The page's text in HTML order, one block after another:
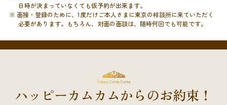
日時が決まっていなくても仮予約が出来ます。
※ 面接・登録のために、1度だけご本人さまに東京の相談所に来ていただく
必要があります。もちろん、対面の面談は、随時何回でも可能です。
ハッピーカムカムからのお約束！